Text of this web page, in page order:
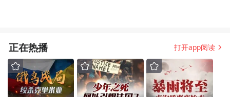
正在热播 打开app阅读